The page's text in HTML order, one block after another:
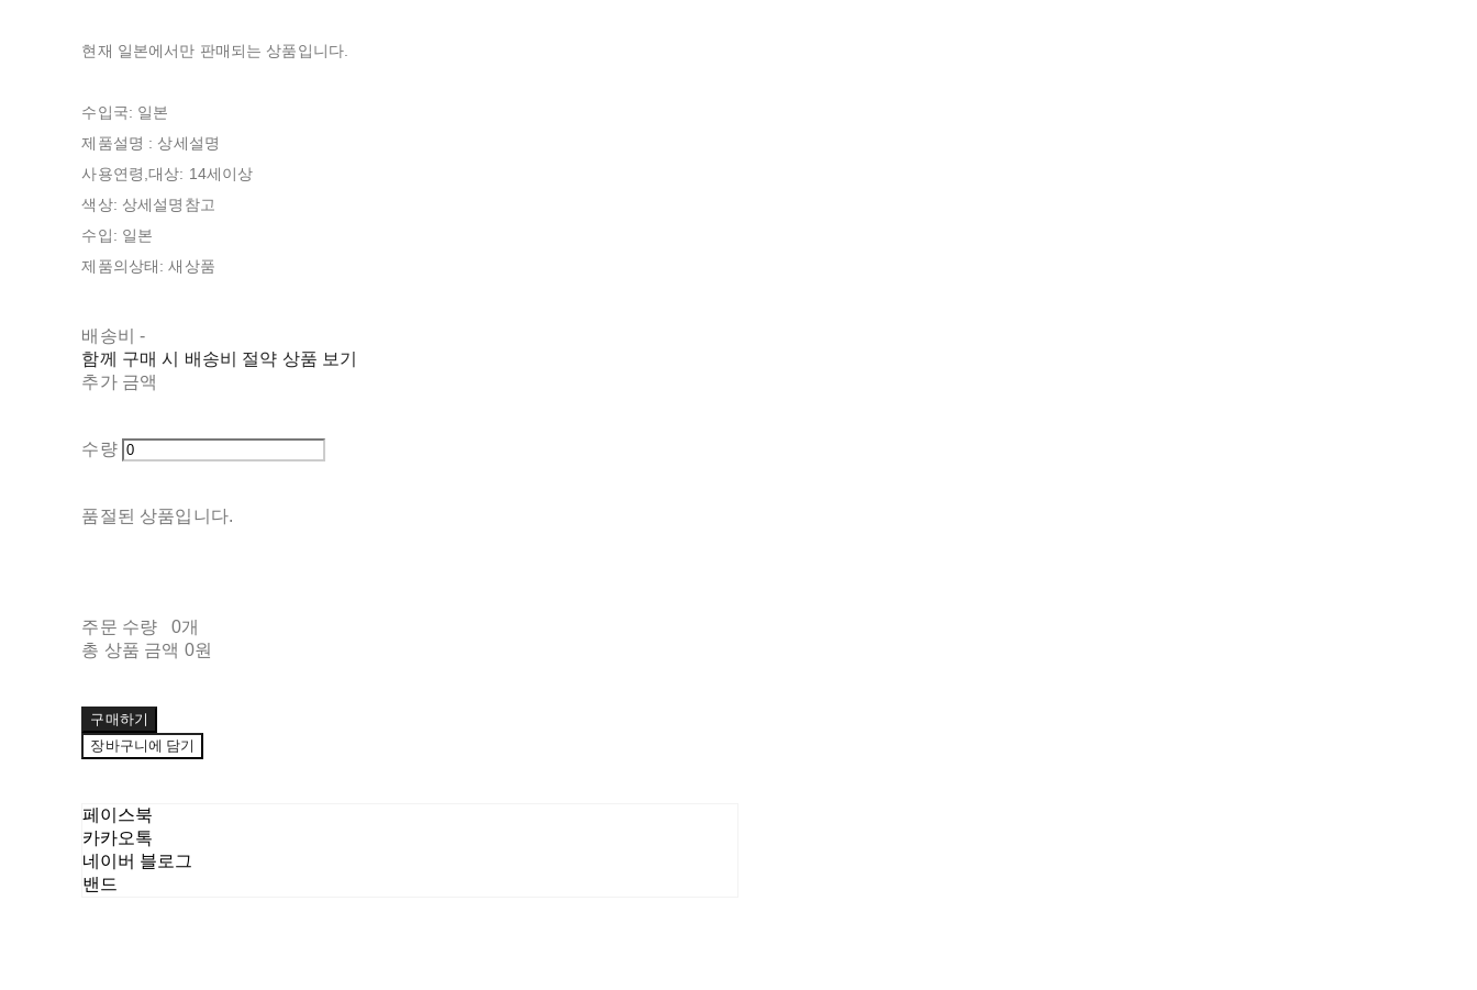
현재 일본에서만 판매되는 상품입니다.
수입국: 일본
제품설명 : 상세설명
사용연령,대상: 14세이상
색상: 상세설명참고
수입: 일본
제품의상태: 새상품
배송비-
함께 구매 시 배송비 절약 상품 보기
추가 금액
수량
품절된 상품입니다.
주문 수량
0개
총 상품 금액 0원
구매하기
장바구니에 담기
페이스북
카카오톡
네이버 블로그
밴드